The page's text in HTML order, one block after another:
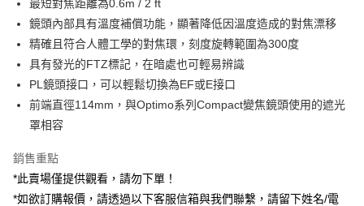
台灣樂天信用卡公司
全支付
全盈+PAY
AFTEE先享後付
相關說明
【關於「AFTEE先享後付」】
AFTEE先享後付是「在收到商品之後才付款」的支付方式。 讓您購物簡單
１．簡單：不需註冊會員、不需綁卡、不需儲值。
２．便利：只要手機號碼，簡訊認證，即可結帳。
３．安心：先確認商品／服務後，再付款。
ATM付款
運送方式
全家取貨付款
最短對焦距離為0.6m / 2 ft
鏡頭內部具有溫度補償功能，顯著降低因溫度造成的對焦漂移
精確且符合人體工學的對焦環，刻度旋轉範圍為300度
具有發光的FTZ標記，在暗處也可輕易辨識
PL鏡頭接口，可以輕鬆切換為EF或E接口
前端直徑114mm，與Optimo系列Compact變焦鏡頭使用的遮光
罩相容
銷售重點
*此賣場僅提供觀看，請勿下單！
*如欲訂購報價，請透過以下客服信箱與我們聯繫，請留下姓名/電